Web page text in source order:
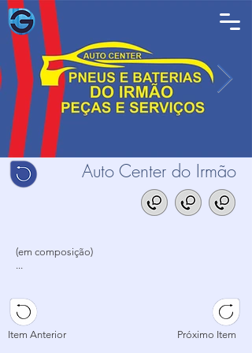
Auto Center do Irmão
(em composição)
...
Item Anterior Próximo Item